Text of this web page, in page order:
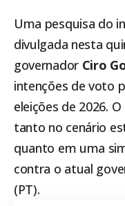
Uma pesquisa do
divulgada nesta
governador Ciro
intenções de voto
eleições de 2026.
tanto no cenário
quanto em uma
contra o atual
(PT).